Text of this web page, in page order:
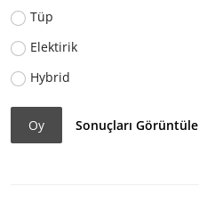
Tüp
Elektirik
Hybrid
Oy Sonuçları Görüntüle